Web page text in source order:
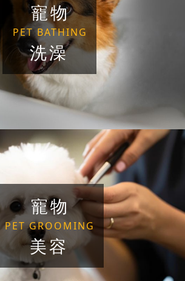
寵物
PET BATHING
洗澡
寵物
PET GROOMING
美容